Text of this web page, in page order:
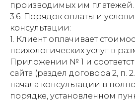
производимых им платежей.
3.6. Порядок оплаты и
консультации:
1. Клиент оплачивает
психологических услуг в
Приложении № 1 и
сайта (раздел договора 2, п.
начала консультации в
порядке, установленном